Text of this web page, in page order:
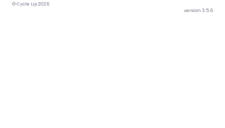
© Cycle Up 2026
version 3.5.6